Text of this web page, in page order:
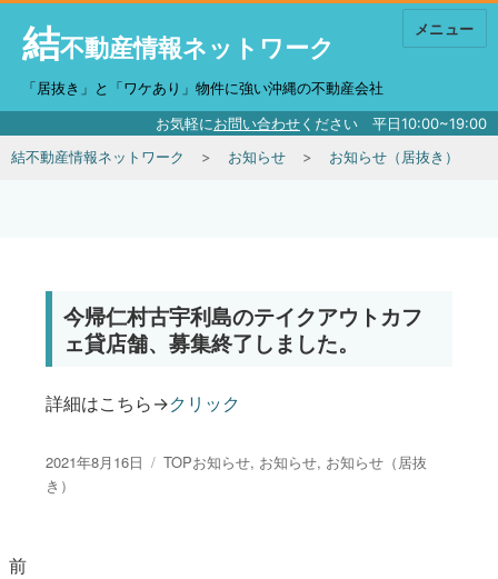
結不動産情報ネットワーク
「居抜き」と「ワケあり」物件に強い沖縄の不動産会社
お気軽にお問い合わせください 平日10:00~19:00
メニュー
結不動産情報ネットワーク お知らせ お知らせ（居抜き）
今帰仁村古宇利島のテイクアウトカフ
ェ貸店舗、募集終了しました。
詳細はこちら→クリック
投稿日:
2021年8月16日 カテゴリー
TOPお知らせ, お知らせ, お知らせ（居抜
き）
前